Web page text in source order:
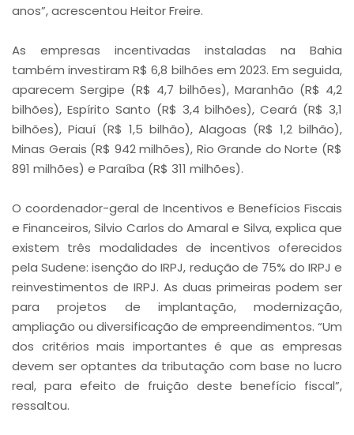
anos”, acrescentou Heitor Freire.
As empresas incentivadas instaladas na Bahia
também investiram R$ 6,8 bilhões em 2023. Em seguida,
aparecem Sergipe (R$ 4,7 bilhões), Maranhão (R$ 4,2
bilhões), Espírito Santo (R$ 3,4 bilhões), Ceará (R$ 3,1
bilhões), Piauí (R$ 1,5 bilhão), Alagoas (R$ 1,2 bilhão),
Minas Gerais (R$ 942 milhões), Rio Grande do Norte (R$
891 milhões) e Paraíba (R$ 311 milhões).
O coordenador-geral de Incentivos e Benefícios Fiscais
e Financeiros, Silvio Carlos do Amaral e Silva, explica que
existem três modalidades de incentivos oferecidos
pela Sudene: isenção do IRPJ, redução de 75% do IRPJ e
reinvestimentos de IRPJ. As duas primeiras podem ser
para projetos de implantação, modernização,
ampliação ou diversificação de empreendimentos. “Um
dos critérios mais importantes é que as empresas
devem ser optantes da tributação com base no lucro
real, para efeito de fruição deste benefício fiscal”,
ressaltou.